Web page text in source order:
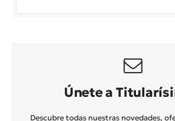
Únete a
Descubre todas nuestras novedades,